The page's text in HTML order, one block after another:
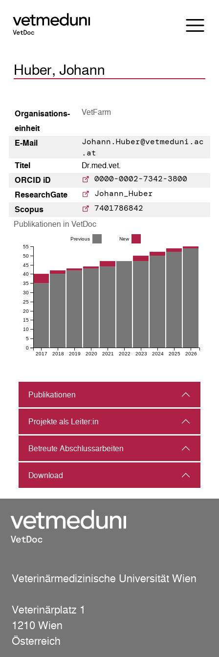
Huber, Johann
Organisations­
einheit
VetFarm
E-Mail
Johann.Huber@vetmeduni.ac
.at
Titel
Dr.med.vet.
ORCID iD
0000-0002-7342-3800
Research­Gate Johann_Huber
Scopus 7401786842
Publikationen in VetDoc
2017 2018 2019 2020 2021 2022 2023 2024 2025 2026
0
5
10
15
20
25
30
35
40
45
50
55
Previous New
Publikationen
Projekte als Leiter:in
Betreute Abschlussarbeiten
Download
Veterinärmedizinische Universität Wien
Veterinärplatz 1
1210 Wien
Österreich